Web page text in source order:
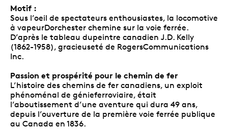
Motif :
Sous l’oeil de spectateurs enthousiastes, la locomotive
à vapeurDorchester chemine sur la voie ferrée.
D’après le tableau dupeintre canadien J.D. Kelly
(1862-1958), gracieuseté de RogersCommunications
Inc.
Passion et prospérité pour le chemin de fer
L’histoire des chemins de fer canadiens, un exploit
phénoménal de génieferroviaire, était
l’aboutissement d’une aventure qui dura 49 ans,
depuis l’ouverture de la première voie ferrée publique
au Canada en 1836.